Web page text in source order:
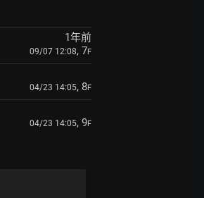
1年前
09/07 12:08, 7F
04/23 14:05, 8F
04/23 14:05, 9F